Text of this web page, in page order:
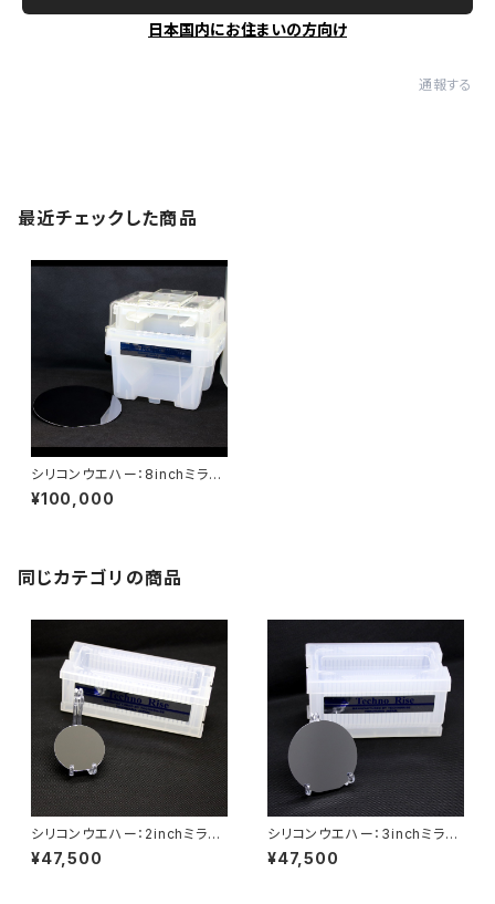
日本国内にお住まいの方向け
通報する
最近チェックした商品
シリコンウエハー：8inchミラー
ダミー：25枚（ケース入）
¥100,000
同じカテゴリの商品
シリコンウエハー：2inchミラー
ダミー：25枚（ケース入）
¥47,500
シリコンウエハー：3inchミラー
ダミー：25枚（ケース入）
¥47,500